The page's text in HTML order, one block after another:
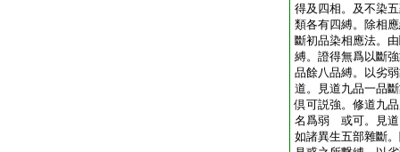
得及四相。及不染
類各有四縛。除相
斷初品染相應法。
縛。證得無爲以斷
品餘八品縛。以劣
道。見道九品一品
倶可説強。修道九
名爲弱 或可。見道
如諸異生五部雜斷